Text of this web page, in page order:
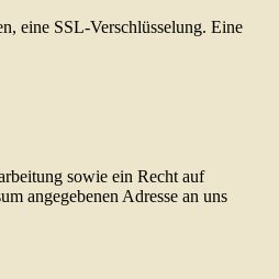
eine SSL-Verschlüsselung. Eine
sowie ein Recht auf
angegebenen Adresse an uns